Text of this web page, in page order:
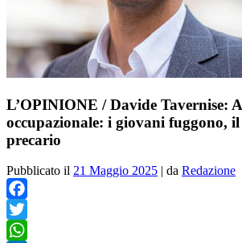
L’OPINIONE / Davide Tavernise:
occupazionale: i giovani fuggono,
precario
Pubblicato il 21 Maggio 2025 | da Redazione
Facebook
Twitter